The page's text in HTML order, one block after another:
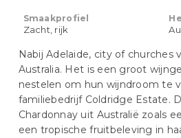
Smaakprofiel
Zacht, rijk
Nabij Adelaide, city of
Australia. Het is een groot
nestelen om hun wijndroom te
familiebedrijf Coldridge Estate.
Chardonnay uit Australië zoals
een tropische fruitbeleving in